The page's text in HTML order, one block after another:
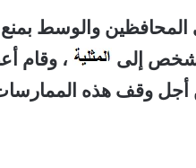
والوسط بمنع
إلى
، وقام
أجل وقف هذه